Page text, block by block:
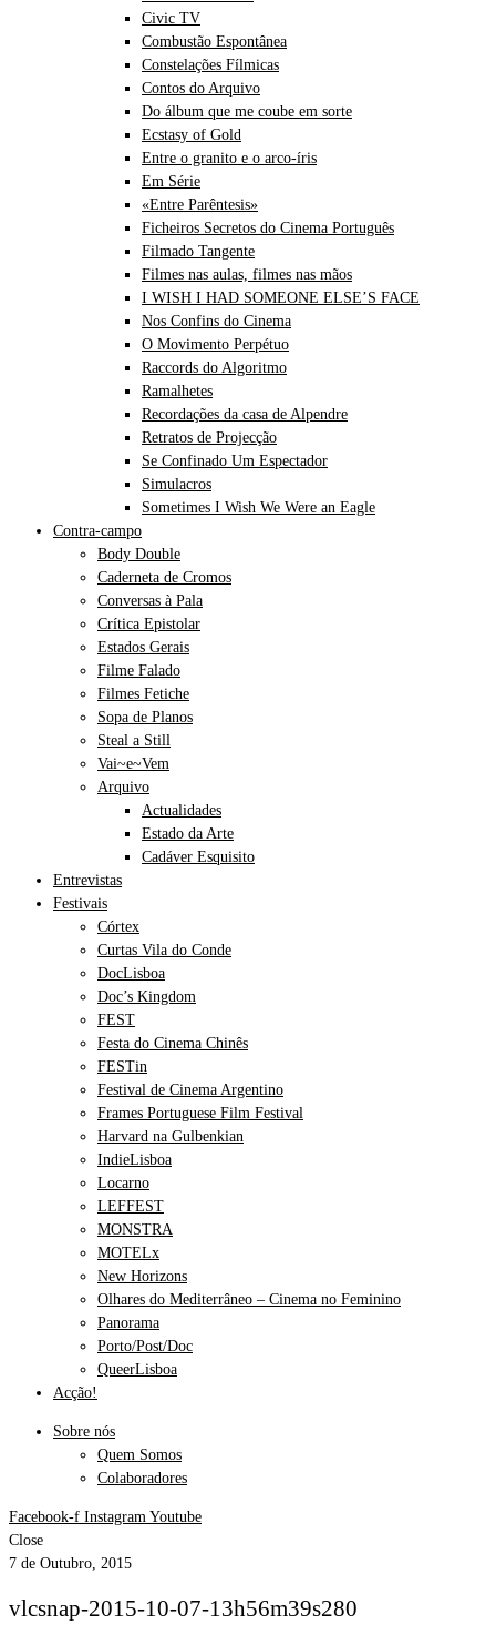
Civic TV
Combustão Espontânea
Constelações Fílmicas
Contos do Arquivo
Do álbum que me coube em sorte
Ecstasy of Gold
Entre o granito e o arco-íris
Em Série
«Entre Parêntesis»
Ficheiros Secretos do Cinema Português
Filmado Tangente
Filmes nas aulas, filmes nas mãos
I WISH I HAD SOMEONE ELSE’S FACE
Nos Confins do Cinema
O Movimento Perpétuo
Raccords do Algoritmo
Ramalhetes
Recordações da casa de Alpendre
Retratos de Projecção
Se Confinado Um Espectador
Simulacros
Sometimes I Wish We Were an Eagle
Contra-campo
Body Double
Caderneta de Cromos
Conversas à Pala
Crítica Epistolar
Estados Gerais
Filme Falado
Filmes Fetiche
Sopa de Planos
Steal a Still
Vai~e~Vem
Arquivo
Actualidades
Estado da Arte
Cadáver Esquisito
Entrevistas
Festivais
Córtex
Curtas Vila do Conde
DocLisboa
Doc’s Kingdom
FEST
Festa do Cinema Chinês
FESTin
Festival de Cinema Argentino
Frames Portuguese Film Festival
Harvard na Gulbenkian
IndieLisboa
Locarno
LEFFEST
MONSTRA
MOTELx
New Horizons
Olhares do Mediterrâneo – Cinema no Feminino
Panorama
Porto/Post/Doc
QueerLisboa
Acção!
Sobre nós
Quem Somos
Colaboradores
Facebook-f Instagram Youtube
Close
7 de Outubro, 2015
vlcsnap-2015-10-07-13h56m39s280